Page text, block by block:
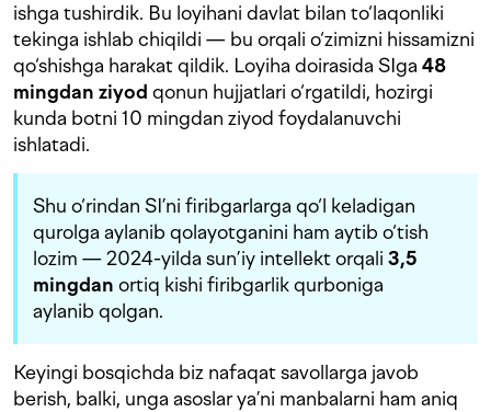
ishga tushirdik. Bu loyihani davlat bilan to‘laqonliki
tekinga ishlab chiqildi — bu orqali o‘zimizni hissamizni
qo‘shishga harakat qildik. Loyiha doirasida SIga 48
mingdan ziyod qonun hujjatlari o‘rgatildi, hozirgi
kunda botni 10 mingdan ziyod foydalanuvchi
ishlatadi.
Shu o‘rindan SI’ni firibgarlarga qo‘l keladigan
qurolga aylanib qolayotganini ham aytib o‘tish
lozim — 2024-yilda sun’iy intellekt orqali 3,5
mingdan ortiq kishi firibgarlik qurboniga
aylanib qolgan.
Keyingi bosqichda biz nafaqat savollarga javob
berish, balki, unga asoslar ya’ni manbalarni ham aniq